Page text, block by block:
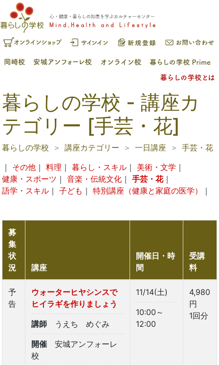
暮らしの学校 - 講座カ
テゴリー [手芸・花]
暮らしの学校 講座カテゴリー 一日講座
手芸・花
｜ その他 ｜ 料理 ｜ 暮らし・スキル ｜ 美術・文学 ｜
健康・スポーツ ｜ 音楽・伝統文化 ｜ 手芸・花｜
語学・スキル ｜ 子ども ｜ 特別講座（健康と家庭の医学） ｜
募
集
状
況
講座
開催日・時
間
受講
料
予
告
ウォーターヒヤシンスで
ヒイラギを作りましょう
講師 うえち めぐみ
開催
安城アンフォーレ
校
11/14(土)
10:00～
12:00
4,980
円
1回分